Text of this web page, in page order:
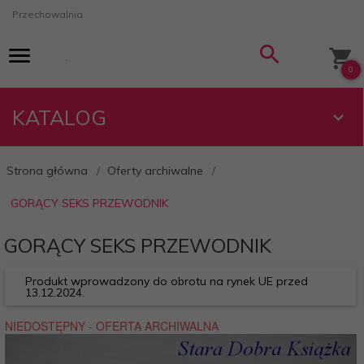
Przechowalnia
0
KATALOG
Strona główna Oferty archiwalne
GORĄCY SEKS PRZEWODNIK
GORĄCY SEKS PRZEWODNIK
Produkt wprowadzony do obrotu na rynek UE przed
13.12.2024.